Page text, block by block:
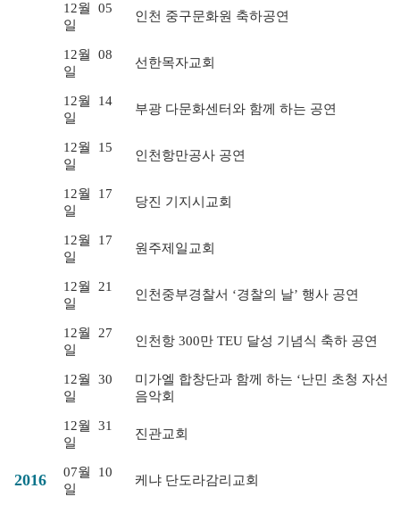
12월
05
일
인천 중구문화원 축하공연
12월
08
일
선한목자교회
12월
14
일
부광 다문화센터와 함께 하는 공연
12월
15
일
인천항만공사 공연
12월
17
일
당진 기지시교회
12월
17
일
원주제일교회
12월
21
일
인천중부경찰서 ‘경찰의 날’ 행사 공연
12월
27
일
인천항 300만 TEU 달성 기념식 축하 공연
12월
30
일
미가엘 합창단과 함께 하는 ‘난민 초청 자선
음악회
12월
31
일
진관교회
2016 07월
10
일
케냐 단도라감리교회